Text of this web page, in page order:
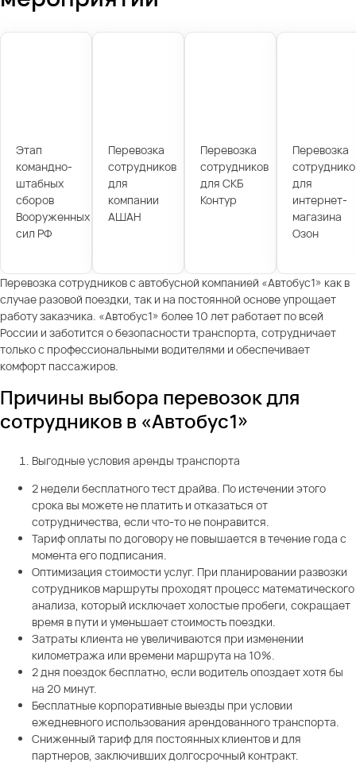
Этап
командно-
штабных
сборов
Вооруженных
сил РФ
Перевозка
сотрудников
для
компании
АШАН
Перевозка
сотрудников
для СКБ
Контур
Перевозка
для
интернет-
магазина
Озон
Перевозка сотрудников с автобусной компанией «Автобус1» как в
случае разовой поездки, так и на постоянной основе упрощает
работу заказчика. «Автобус1» более 10 лет работает по всей
России и заботится о безопасности транспорта, сотрудничает
только с профессиональными водителями и обеспечивает
комфорт пассажиров.
Причины выбора перевозок для
сотрудников в «Автобус1»
Выгодные условия аренды транспорта
2 недели бесплатного тест драйва. По истечении этого
срока вы можете не платить и отказаться от
сотрудничества, если что-то не понравится.
Тариф оплаты по договору не повышается в течение года с
момента его подписания.
Оптимизация стоимости услуг. При планировании развозки
сотрудников маршруты проходят процесс математического
анализа, который исключает холостые пробеги, сокращает
время в пути и уменьшает стоимость поездки.
Затраты клиента не увеличиваются при изменении
километража или времени маршрута на 10%.
2 дня поездок бесплатно, если водитель опоздает хотя бы
на 20 минут.
Бесплатные корпоративные выезды при условии
ежедневного использования арендованного транспорта.
Сниженный тариф для постоянных клиентов и для
партнеров, заключивших долгосрочный контракт.